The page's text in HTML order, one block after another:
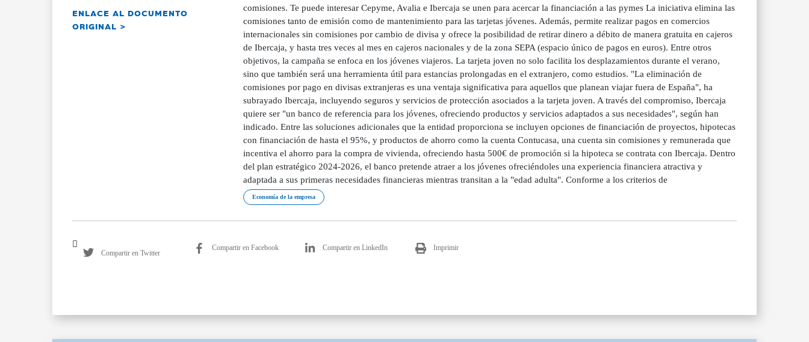
ENLACE AL DOCUMENTO
ORIGINAL >
comisiones. Te puede interesar Cepyme, Avalia e Ibercaja se unen para acercar la financiación a las pymes La iniciativa elimina las
comisiones tanto de emisión como de mantenimiento para las tarjetas jóvenes. Además, permite realizar pagos en comercios
internacionales sin comisiones por cambio de divisa y ofrece la posibilidad de retirar dinero a débito de manera gratuita en cajeros
de Ibercaja, y hasta tres veces al mes en cajeros nacionales y de la zona SEPA (espacio único de pagos en euros). Entre otros
objetivos, la campaña se enfoca en los jóvenes viajeros. La tarjeta joven no solo facilita los desplazamientos durante el verano,
sino que también será una herramienta útil para estancias prolongadas en el extranjero, como estudios. "La eliminación de
comisiones por pago en divisas extranjeras es una ventaja significativa para aquellos que planean viajar fuera de España", ha
subrayado Ibercaja, incluyendo seguros y servicios de protección asociados a la tarjeta joven. A través del compromiso, Ibercaja
quiere ser "un banco de referencia para los jóvenes, ofreciendo productos y servicios adaptados a sus necesidades", según han
indicado. Entre las soluciones adicionales que la entidad proporciona se incluyen opciones de financiación de proyectos, hipotecas
con financiación de hasta el 95%, y productos de ahorro como la cuenta Contucasa, una cuenta sin comisiones y remunerada que
incentiva el ahorro para la compra de vivienda, ofreciendo hasta 500€ de promoción si la hipoteca se contrata con Ibercaja. Dentro
del plan estratégico 2024-2026, el banco pretende atraer a los jóvenes ofreciéndoles una experiencia financiera atractiva y
adaptada a sus primeras necesidades financieras mientras transitan a la "edad adulta". Conforme a los criterios de
Economía de la empresa
Compartir en Twitter
Compartir en Facebook Compartir en LinkedIn Imprimir